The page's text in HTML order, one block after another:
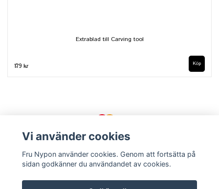
Extrablad till Carving tool
179 kr Köp
Vi använder cookies
Fru Nypon använder cookies. Genom att fortsätta på
sidan godkänner du användandet av cookies.